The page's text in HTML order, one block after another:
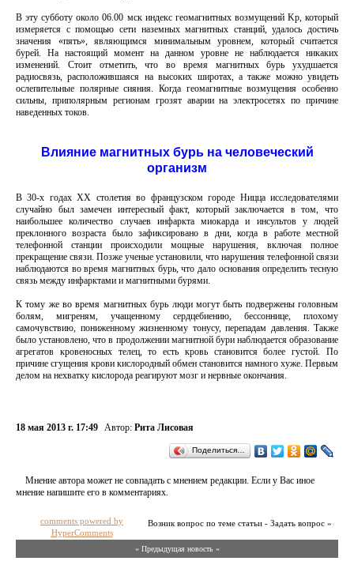
В эту субботу около 06.00 мск индекс геомагнитных возмущений Kp, который
измеряется с помощью сети наземных магнитных станций, удалось достичь
значения «пять», являющимся минимальным уровнем, который считается
бурей. На настоящий момент на данном уровне не наблюдается никаких
изменений. Стоит отметить, что во время магнитных бурь ухудшается
радиосвязь, расположившаяся на высоких широтах, а также можно увидеть
ослепительные полярные сияния. Когда геомагнитные возмущения особенно
сильны, приполярным регионам грозят аварии на электросетях по причине
наведенных токов.
Влияние магнитных бурь на человеческий
организм
В 30-х годах XX столетия во французском городе Ницца исследователями
случайно был замечен интересный факт, который заключается в том, что
наибольшее количество случаев инфаркта миокарда и инсультов у людей
преклонного возраста было зафиксировано в дни, когда в работе местной
телефонной станции происходили мощные нарушения, включая полное
прекращение связи. Позже ученые установили, что нарушения телефонной связи
наблюдаются во время магнитных бурь, что дало основания определить тесную
связь между инфарктами и магнитными бурями.
К тому же во время магнитных бурь люди могут быть подвержены головным
болям, мигреням, учащенному сердцебиению, бессоннице, плохому
самочувствию, пониженному жизненному тонусу, перепадам давления. Также
было установлено, что в продолжении магнитной бури наблюдается образование
агрегатов кровеносных телец, то есть кровь становится более густой. По
причине сгущения крови кислородный обмен становится намного хуже. Первым
делом на нехватку кислорода реагируют мозг и нервные окончания.
18 мая 2013 г. 17:49 Автор: Рита Лисовая
Поделиться…
Мнение автора может не совпадать с мнением редакции. Если у Вас иное
мнение напишите его в комментариях.
Возник вопрос по теме статьи - Задать вопрос »
comments powered by
HyperComments
« Предыдущая новость «